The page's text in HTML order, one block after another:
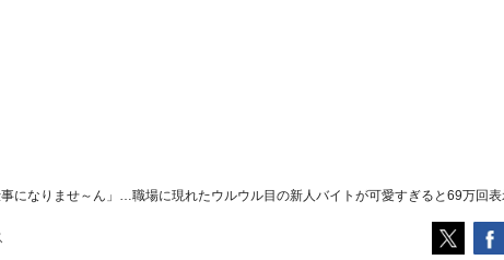
事になりませ～ん」…職場に現れたウルウル目の新人バイトが可愛すぎると69万回表